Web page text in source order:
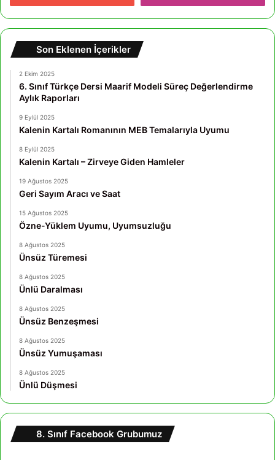
Son Eklenen İçerikler
2 Ekim 2025
6. Sınıf Türkçe Dersi Maarif Modeli Süreç Değerlendirme
Aylık Raporları
9 Eylül 2025
Kalenin Kartalı Romanının MEB Temalarıyla Uyumu
8 Eylül 2025
Kalenin Kartalı – Zirveye Giden Hamleler
19 Ağustos 2025
Geri Sayım Aracı ve Saat
15 Ağustos 2025
Özne-Yüklem Uyumu, Uyumsuzluğu
8 Ağustos 2025
Ünsüz Türemesi
8 Ağustos 2025
Ünlü Daralması
8 Ağustos 2025
Ünsüz Benzeşmesi
8 Ağustos 2025
Ünsüz Yumuşaması
8 Ağustos 2025
Ünlü Düşmesi
8. Sınıf Facebook Grubumuz